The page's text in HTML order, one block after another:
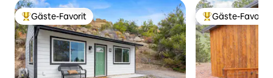
Beliebter Gäste-Favorit.
Gäste-Favorit Beliebter Gäste-
Gäste-Favorit